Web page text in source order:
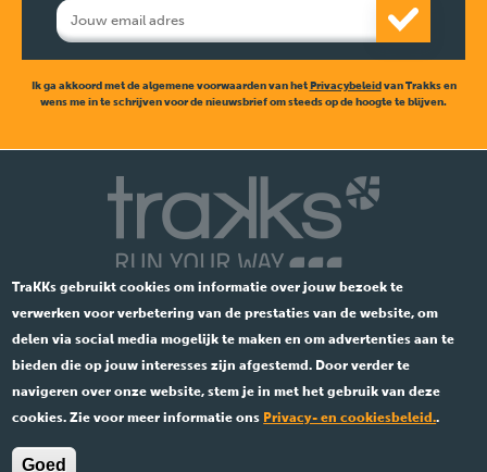
Ik ga akkoord met de algemene voorwaarden van hetPrivacybeleidvan Trakks en
wens me in te schrijven voor de nieuwsbrief om steeds op de hoogte te blijven.
Ent.841 533 891 •Wettelijk
TraKKs gebruikt cookies om informatie over jouw bezoek te
verwerken voor verbetering van de prestaties van de website, om
delen via social media mogelijk te maken en om advertenties aan te
bieden die op jouw interesses zijn afgestemd. Door verder te
navigeren over onze website, stem je in met het gebruik van deze
cookies. Zie voor meer informatie ons Privacy- en cookiesbeleid..
Goed